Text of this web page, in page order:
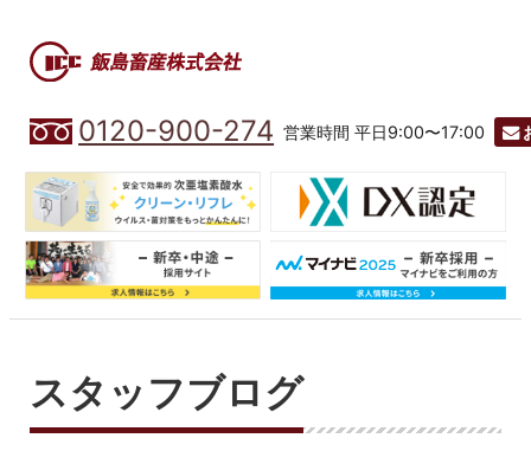
0120-900-274 営業時間 平日9:00〜17:00
スタッフブログ